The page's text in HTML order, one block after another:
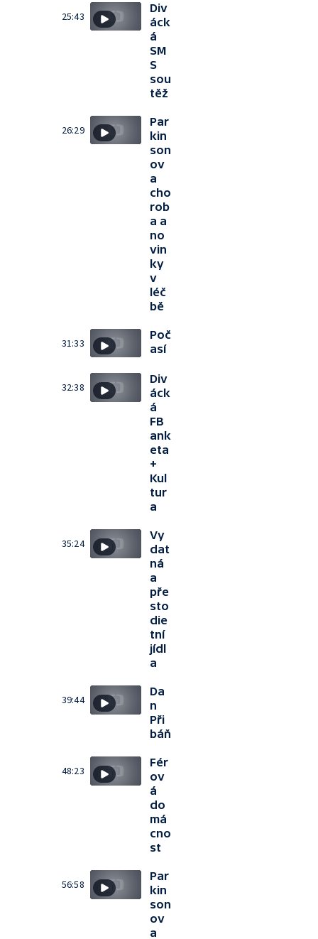
25:43
Div
áck
á
SM
S
sou
těž
26:29
Par
kin
son
ov
a
cho
rob
a a
no
vin
ky
v
léč
bě
31:33
Poč
así
32:38
Div
áck
á
FB
ank
eta
+
Kul
tur
a
35:24
Vy
dat
ná
a
pře
sto
die
tní
jídl
a
39:44
Da
n
Při
báň
48:23
Fér
ov
á
do
má
cno
st
56:58
Par
kin
son
ov
a